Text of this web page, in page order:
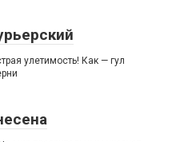
улетимость! Как — гул